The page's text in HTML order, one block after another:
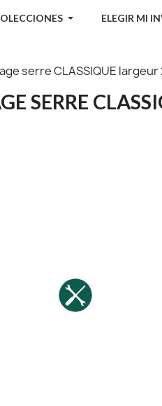
ELEGIR MI
serre CLASSIQUE
SERRE